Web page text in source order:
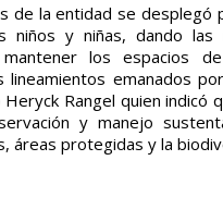
de la entidad se desplegó
y niñas, dando las
los espacios
lineamientos emanados
Rangel quien indicó
y manejo
áreas protegidas y la